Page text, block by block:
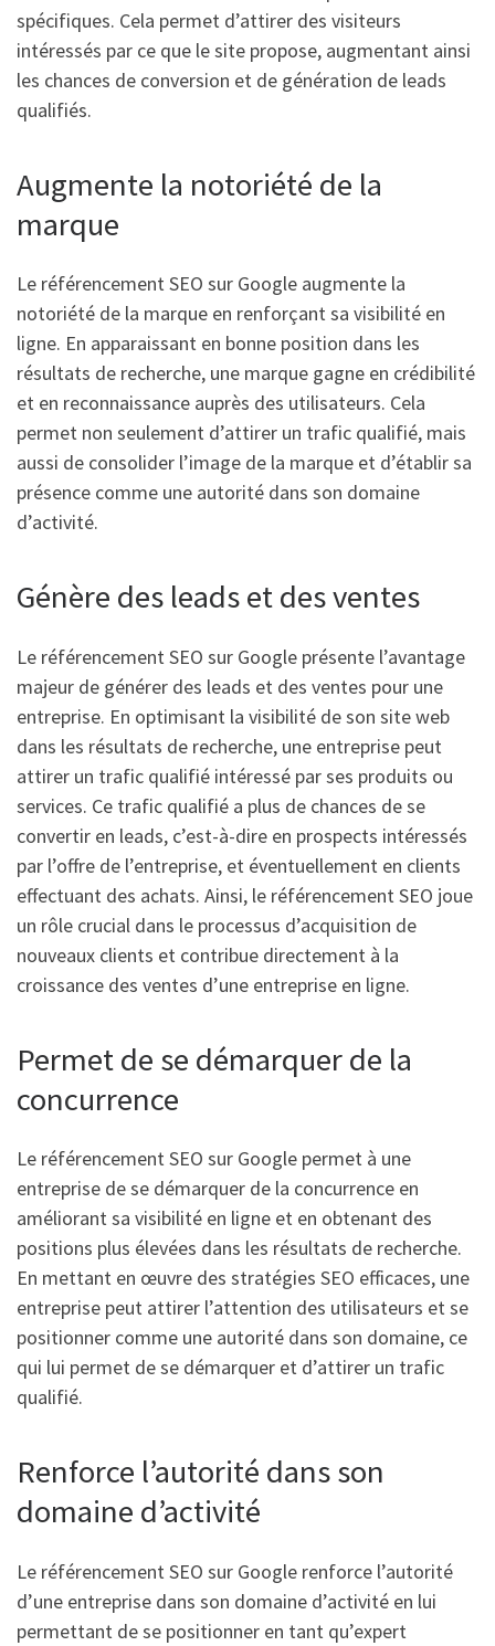
spécifiques. Cela permet d’attirer des visiteurs
intéressés par ce que le site propose, augmentant ainsi
les chances de conversion et de génération de leads
qualifiés.
Augmente la notoriété de la
marque
Le référencement SEO sur Google augmente la
notoriété de la marque en renforçant sa visibilité en
ligne. En apparaissant en bonne position dans les
résultats de recherche, une marque gagne en crédibilité
et en reconnaissance auprès des utilisateurs. Cela
permet non seulement d’attirer un trafic qualifié, mais
aussi de consolider l’image de la marque et d’établir sa
présence comme une autorité dans son domaine
d’activité.
Génère des leads et des ventes
Le référencement SEO sur Google présente l’avantage
majeur de générer des leads et des ventes pour une
entreprise. En optimisant la visibilité de son site web
dans les résultats de recherche, une entreprise peut
attirer un trafic qualifié intéressé par ses produits ou
services. Ce trafic qualifié a plus de chances de se
convertir en leads, c’est-à-dire en prospects intéressés
par l’offre de l’entreprise, et éventuellement en clients
effectuant des achats. Ainsi, le référencement SEO joue
un rôle crucial dans le processus d’acquisition de
nouveaux clients et contribue directement à la
croissance des ventes d’une entreprise en ligne.
Permet de se démarquer de la
concurrence
Le référencement SEO sur Google permet à une
entreprise de se démarquer de la concurrence en
améliorant sa visibilité en ligne et en obtenant des
positions plus élevées dans les résultats de recherche.
En mettant en œuvre des stratégies SEO efficaces, une
entreprise peut attirer l’attention des utilisateurs et se
positionner comme une autorité dans son domaine, ce
qui lui permet de se démarquer et d’attirer un trafic
qualifié.
Renforce l’autorité dans son
domaine d’activité
Le référencement SEO sur Google renforce l’autorité
d’une entreprise dans son domaine d’activité en lui
permettant de se positionner en tant qu’expert